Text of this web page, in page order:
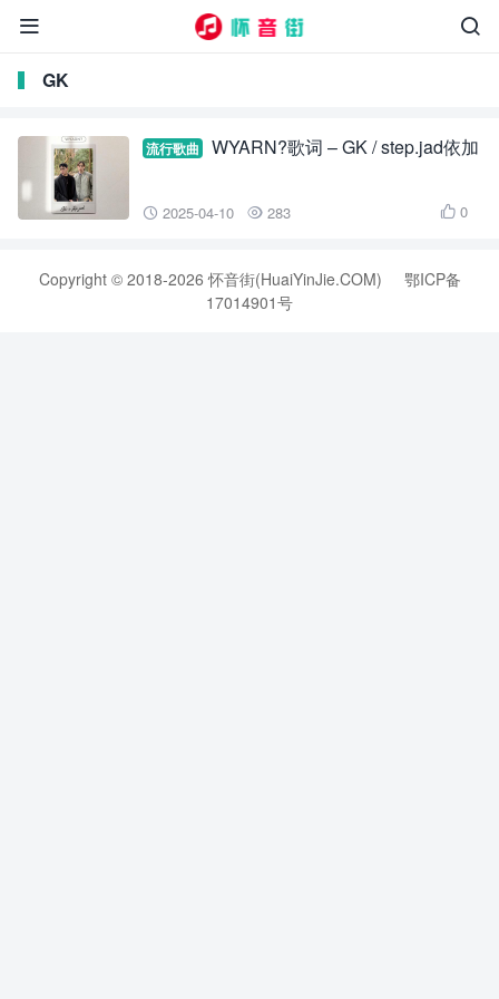


GK
流行歌曲 WYARN?歌词 – GK / step.jad依加
 2025-04-10  283  0
Copyright © 2018-2026 怀音街(HuaiYinJie.COM)
鄂ICP备
17014901号